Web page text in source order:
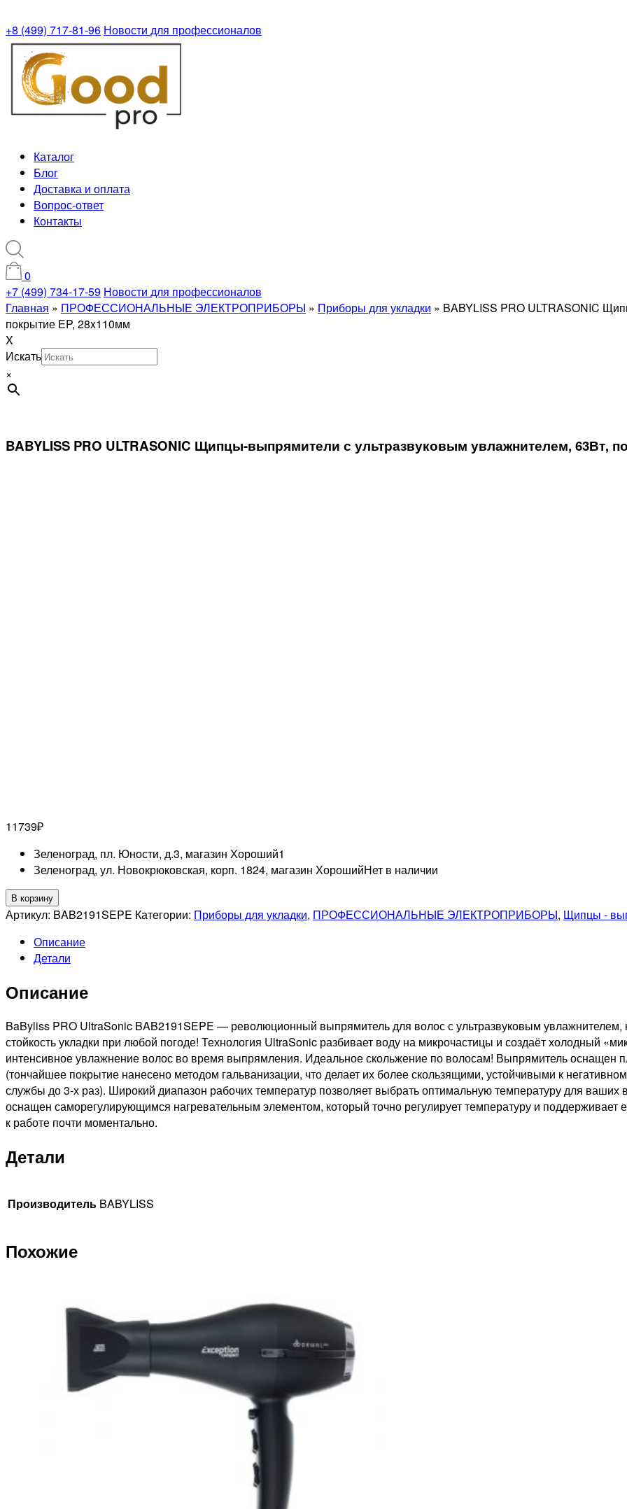
+8 (499) 717-81-96 Новости для профессионалов
Каталог
Блог
Доставка и оплата
Вопрос-ответ
Контакты
0
+7 (499) 734-17-59 Новости для профессионалов
Главная » ПРОФЕССИОНАЛЬНЫЕ ЭЛЕКТРОПРИБОРЫ » Приборы для укладки » BABYLISS PRO ULTRASONIC
покрытие EP, 28x110мм
X
Искать
×
BABYLISS PRO ULTRASONIC Щипцы-выпрямители с ультразвуковым увлажнителем, 63Вт,
11739₽
Зеленоград, пл. Юности, д.3, магазин Хороший1
Зеленоград, ул. Новокрюковская, корп. 1824, магазин ХорошийНет в наличии
Количество
товара
PRO
ULTRASONIC
выпрямители
ультразвуковым
увлажнителем,
63Вт,
покрытие
EP,
28x110мм
В корзину
Артикул: BAB2191SEPE Категории: Приборы для укладки, ПРОФЕССИОНАЛЬНЫЕ ЭЛЕКТРОПРИБОРЫ, Щипцы -
Описание
Детали
Описание
BaByliss PRO UltraSonic BAB2191SEPE — революционный выпрямитель для волос с ультразвуковым увлажнителем,
стойкость укладки при любой погоде! Технология UltraSonic разбивает воду на микрочастицы и создаёт холодный
интенсивное увлажнение волос во время выпрямления. Идеальное скольжение по волосам! Выпрямитель оснащен
(тончайшее покрытие нанесено методом гальванизации, что делает их более скользящими, устойчивыми к
службы до 3-х раз). Широкий диапазон рабочих температур позволяет выбрать оптимальную температуру для
оснащен саморегулирующимся нагревательным элементом, который точно регулирует температуру и поддерживает
к работе почти моментально.
Детали
Производитель BABYLISS
Похожие